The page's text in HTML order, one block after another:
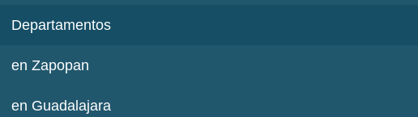
Departamentos
en Zapopan
en Guadalajara